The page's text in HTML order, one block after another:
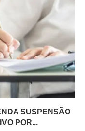
SUSPENSÃO
POR...